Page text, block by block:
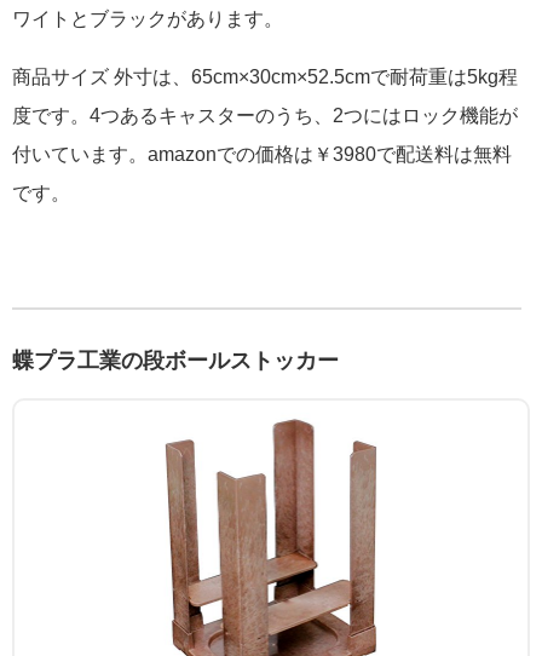
ワイトとブラックがあります。
商品サイズ 外寸は、65cm×30cm×52.5cmで耐荷重は5kg程
度です。4つあるキャスターのうち、2つにはロック機能が
付いています。amazonでの価格は￥3980で配送料は無料
です。
蝶プラ工業の段ボールストッカー